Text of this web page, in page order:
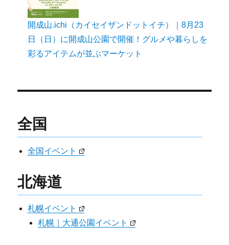
開成山.ichi（カイセイザンドットイチ）｜8月23
日（日）に開成山公園で開催！グルメや暮らしを
彩るアイテムが並ぶマーケット
全国
全国イベント
北海道
札幌イベント
札幌｜大通公園イベント